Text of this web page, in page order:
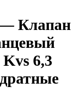
— Клапан
6,3